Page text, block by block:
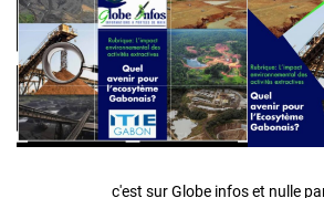
c'est sur Globe infos et nulle